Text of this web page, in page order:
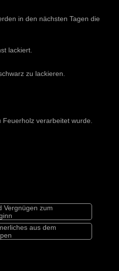
in den nächsten Tagen die
lackiert.
zu lackieren.
verarbeitet wurde.
Vergnügen zum
aus dem